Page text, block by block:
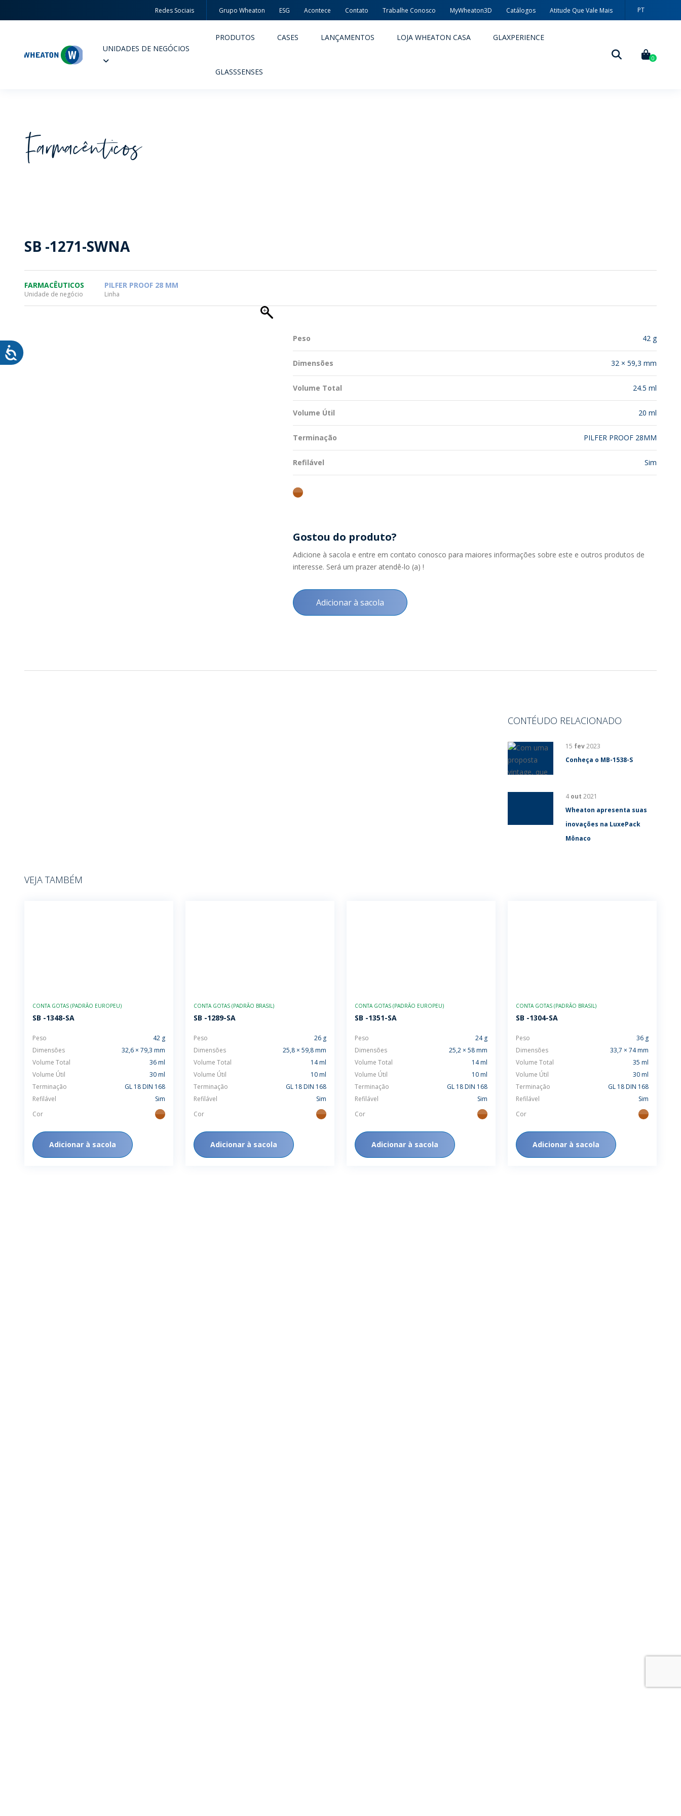
Redes Sociais Grupo Wheaton ESG Acontece Contato Trabalhe Conosco MyWheaton3D Catálogos Atitude Que Vale Mais
PT
Wheaton UNIDADES DE NEGÓCIOS
MYWHEATON3D
PRODUTOS CASES LANÇAMENTOS LOJA WHEATON CASA GLAXPERIENCE
GLASSSENSES
0
Farmacêuticos
SB -1271-SWNA
FARMACÊUTICOS
Unidade de negócio
PILFER PROOF 28 MM
Linha
Peso 42 g
Dimensões 32 × 59,3 mm
Volume Total 24.5 ml
Volume Útil 20 ml
Terminação PILFER PROOF 28MM
Refilável Sim
ambar
Gostou do produto?
Adicione à sacola e entre em contato conosco para maiores informações sobre este e outros produtos de
interesse. Será um prazer atendê-lo (a) !
Adicionar à sacola
CONTÉUDO RELACIONADO
15 fev2023
Conheça o MB-1538-S
4out 2021
Wheaton apresenta suas
inovações na LuxePack
Mônaco
VEJA TAMBÉM
CONTA GOTAS (PADRÃO EUROPEU)
SB -1348-SA
Peso
42 g
Dimensões
32,6 × 79,3 mm
Volume Total
36 ml
Volume Útil
30 ml
Terminação
GL 18 DIN 168
Refilável
Sim
Cor
ambar
Adicionar à sacola
CONTA GOTAS (PADRÃO BRASIL)
SB -1289-SA
Peso
26 g
Dimensões
25,8 × 59,8 mm
Volume Total
14 ml
Volume Útil
10 ml
Terminação
GL 18 DIN 168
Refilável
Sim
Cor
ambar
Adicionar à sacola
CONTA GOTAS (PADRÃO EUROPEU)
SB -1351-SA
Peso
24 g
Dimensões
25,2 × 58 mm
Volume Total
14 ml
Volume Útil
10 ml
Terminação
GL 18 DIN 168
Refilável
Sim
Cor
ambar
Adicionar à sacola
CONTA GOTAS (PADRÃO BRASIL)
SB -1304-SA
Peso
36 g
Dimensões
33,7 × 74 mm
Volume Total
35 ml
Volume Útil
30 ml
Terminação
GL 18 DIN 168
Refilável
Sim
Cor
ambar
Adicionar à sacola